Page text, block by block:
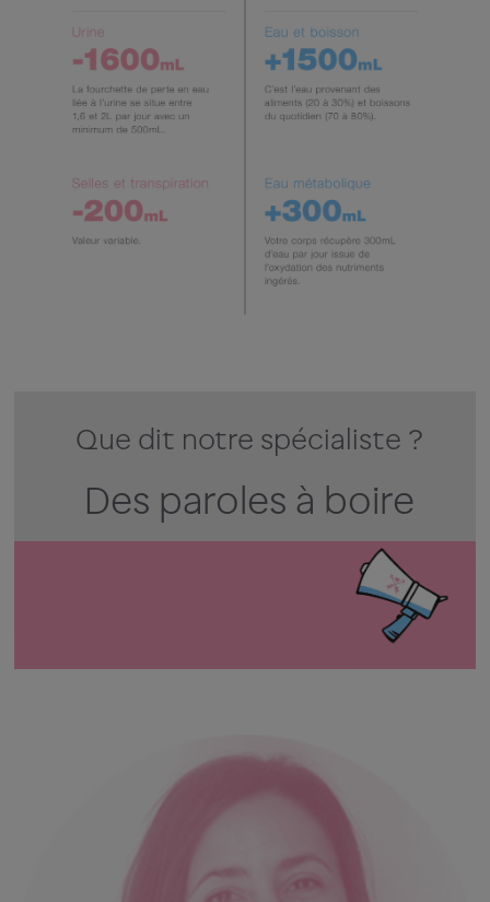
Que dit notre spécialiste ?
Des paroles à boire